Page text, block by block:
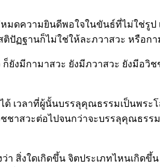
ดความยินดีพอใจในขันธ์ที่ไม่ใช่รู
ติปัฏฐานก็ไม่ใช่ให้ละภวาสวะ หรือ
ยังมีกามาสวะ ยังมีภวาสวะ ยังมีอ
เวลาที่ผู้นั้นบรรลุคุณธรรมเป็นพร
าสวะต่อไปจนกว่าจะบรรลุคุณธร
งใดเกิดขึ้น จิตประเภทไหนเกิดขึ้น